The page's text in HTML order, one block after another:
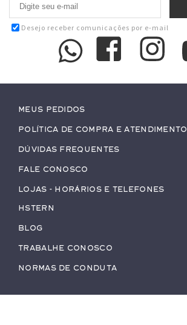
Desejo receber comunicações por e-mail
Meus pedidos
Política de Compra e Atendimento
Dúvidas Frequentes
Fale conosco
Lojas - Horários e Telefones
HStern
Blog
Trabalhe conosco
Normas de Conduta